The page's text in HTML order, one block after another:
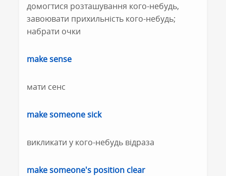
домогтися розташування кого-небудь,
завоювати прихильність кого-небудь;
набрати очки
make sense
мати сенс
make someone sick
викликати у кого-небудь відраза
make someone's position clear